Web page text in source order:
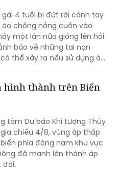
gái 4 tuổi bị đứt rời cánh tay
chống nắng cuốn vào
một lần nữa gióng lên hồi
báo về những tai nạn
thể xảy ra nếu sử dụng áo
hình thành trên Biển
tâm Dự báo Khí tượng Thủy
chiều 4/8, vùng áp thấp
phía đông nam khu vực
đã mạnh lên thành áp
đới.